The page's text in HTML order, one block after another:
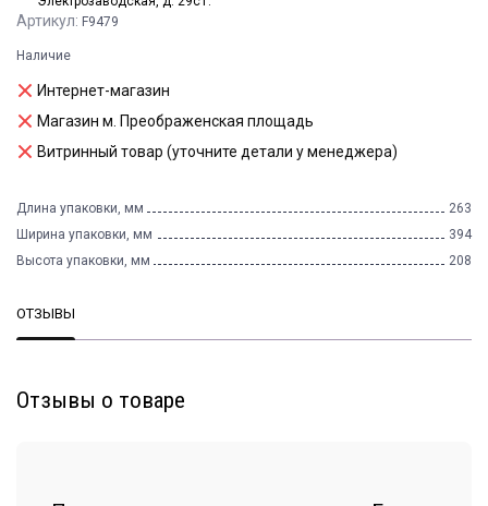
Артикул: F9479
Наличие
Интернет-магазин
Магазин м. Преображенская площадь
Витринный товар (уточните детали у менеджера)
Длина упаковки, мм
263
Ширина упаковки, мм
394
Высота упаковки, мм
208
ОТЗЫВЫ
Отзывы о товаре